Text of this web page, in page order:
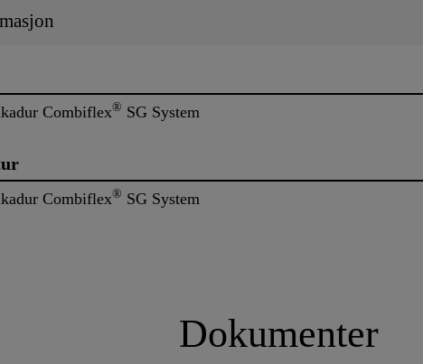
Combiflex® SG System
Combiflex® SG System
Dokumenter